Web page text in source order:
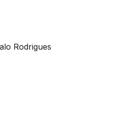
Rodrigues